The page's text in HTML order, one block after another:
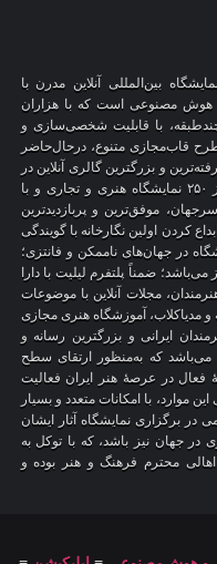
بین‌المللی آنلاین مدرن با
هوش مصنوعی است که با هزاران
با قابلیت شخصی‌سازی و
قاب‌مجازی متنوع، درحال‌حاضر
و بزرگترین گالری آنلاین در
کل جهان می‌باشد، که باتجربهٔ برگزاری بیش از ۲۵۰ نمایشگاه هنری و تجاری و با
موفق‌ترین و پربازدیدترین
کردن اولین نگارخانه با گویندگی
در جهان‌های ناممکن و فانتزی؛
ضمناً پلتفرم لیلیت با دارا
مجلات آنلاین با موضوعات
و مدیاکلاب، آموزشگاه هنری مجازی
ایرانی و بزرگترین رسانه و
که به‌منظور ارتقای سطح
فعال در عرصهٔ هنر ایران فعالیت
موارد، با امکانات متعدد و بسیار
برگزاری نمایشگاه آثار ایشان
در جهان نیز باشد، که با توکل به
محترم فرهنگ و هنر بوده و